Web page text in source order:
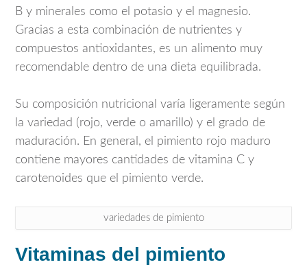
B y minerales como el potasio y el magnesio.
Gracias a esta combinación de nutrientes y
compuestos antioxidantes, es un alimento muy
recomendable dentro de una dieta equilibrada.
Su composición nutricional varía ligeramente según
la variedad (rojo, verde o amarillo) y el grado de
maduración. En general, el pimiento rojo maduro
contiene mayores cantidades de vitamina C y
carotenoides que el pimiento verde.
variedades de pimiento
Vitaminas del pimiento